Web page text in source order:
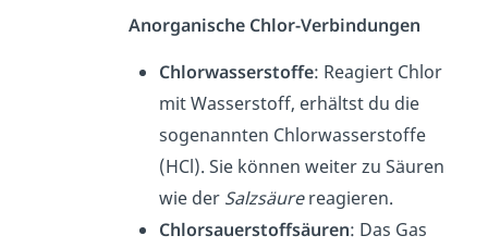
Anorganische Chlor-Verbindungen
Chlorwasserstoffe: Reagiert Chlor
mit Wasserstoff, erhältst du die
sogenannten Chlorwasserstoffe
(HCl). Sie können weiter zu Säuren
wie der Salzsäurereagieren.
Chlorsauerstoffsäuren: Das Gas